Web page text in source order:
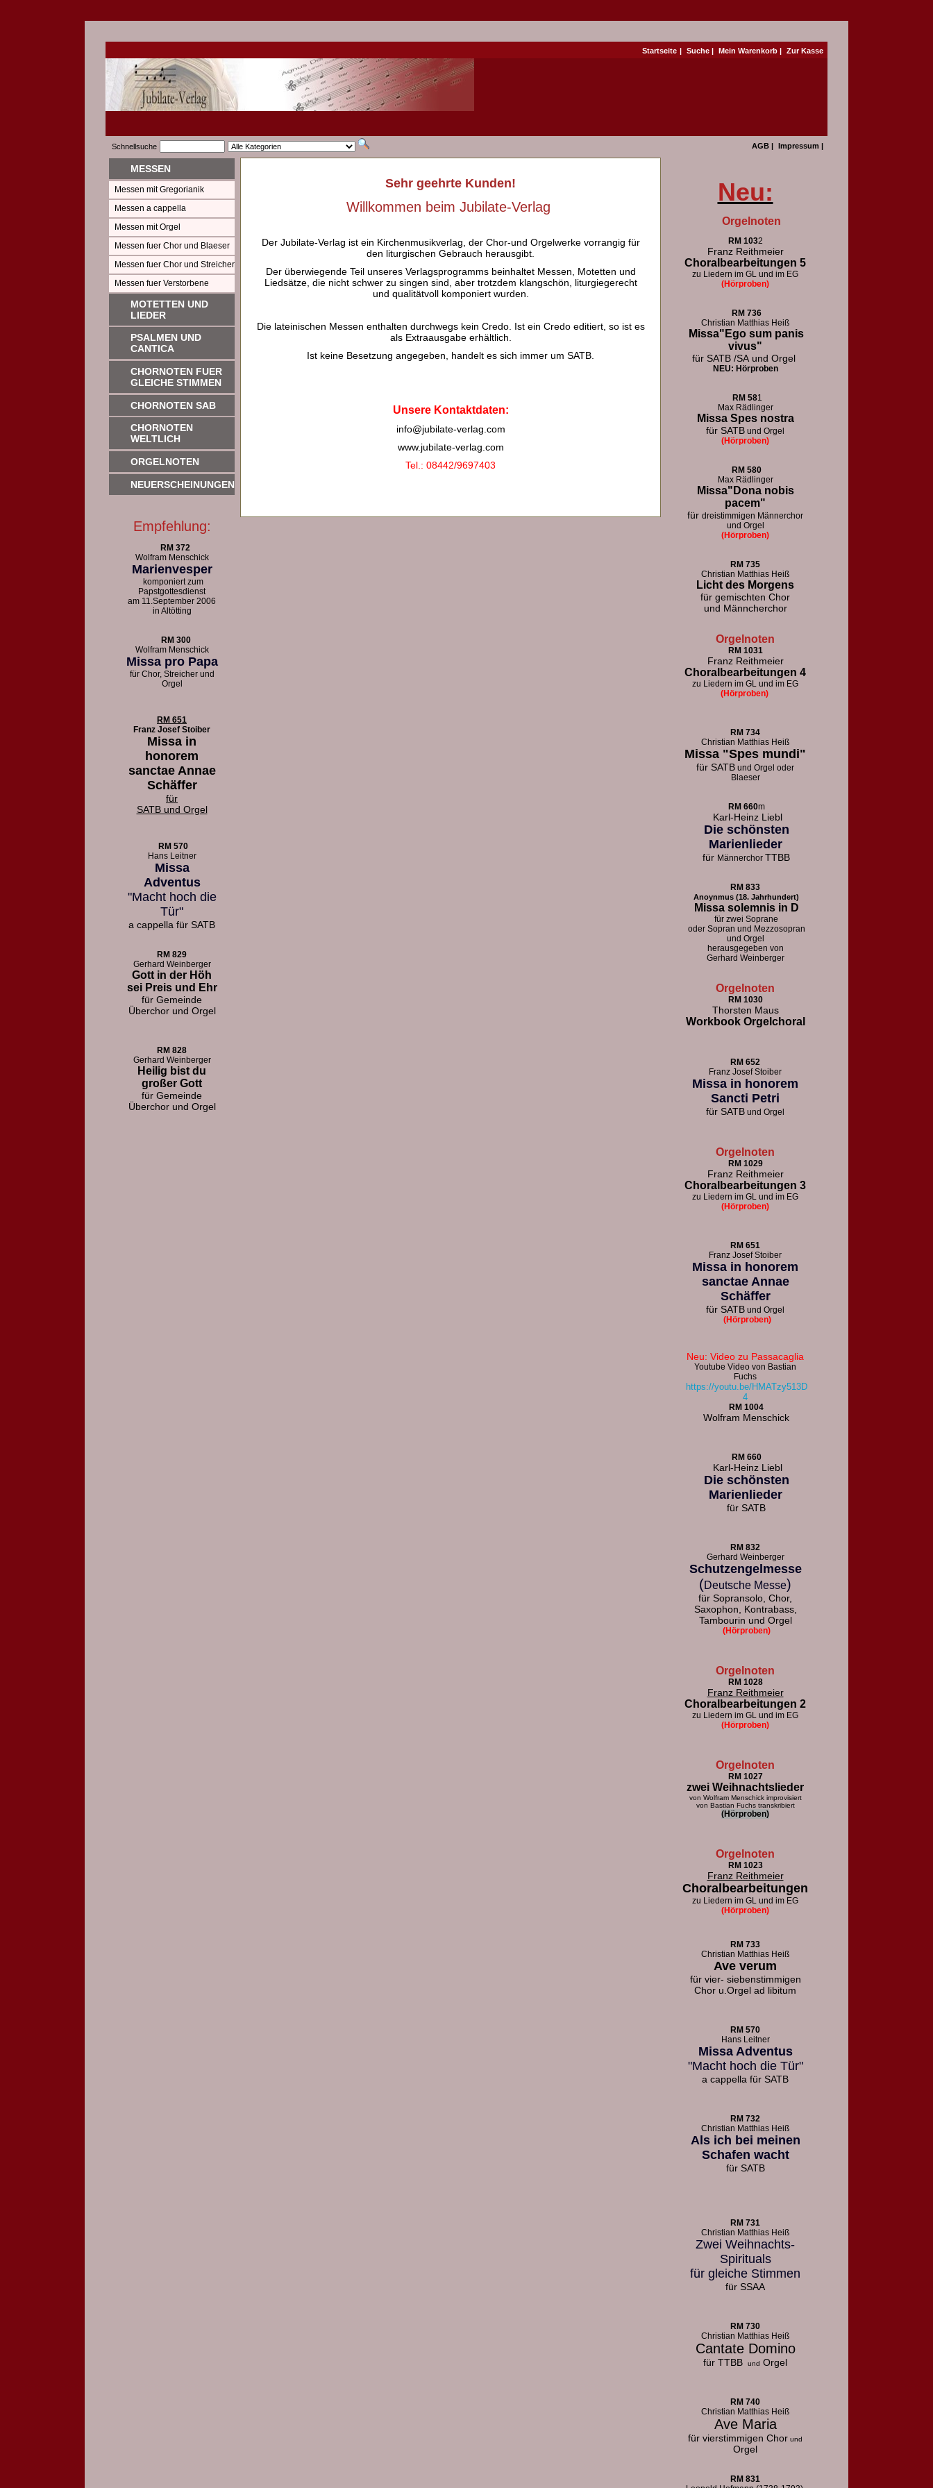
Startseite | Suche | Mein Warenkorb | Zur Kasse
Schnellsuche AGB | Impressum |
MESSEN
Messen mit Gregorianik
Messen a cappella
Messen mit Orgel
Messen fuer Chor und Blaeser
Messen fuer Chor und Streicher
Messen fuer Verstorbene
MOTETTEN UND
LIEDER
PSALMEN UND
CANTICA
CHORNOTEN FUER
GLEICHE STIMMEN
CHORNOTEN SAB
CHORNOTEN
WELTLICH
ORGELNOTEN
NEUERSCHEINUNGEN
Empfehlung:
RM 372
Wolfram Menschick
Marienvesper
komponiert zum
Papstgottesdienst
am 11.September 2006
in Altötting
RM 300
Wolfram Menschick
Missa pro Papa
für Chor, Streicher und
Orgel
RM 651
Franz Josef Stoiber
Missa in
honorem
sanctae Annae
Schäffer
für
SATB und Orgel
RM 570
Hans Leitner
Missa
Adventus
"Macht hoch die
Tür"
a cappella für SATB
RM 829
Gerhard Weinberger
Gott in der Höh
sei Preis und Ehr
für Gemeinde
Überchor und Orgel
RM 828
Gerhard Weinberger
Heilig bist du
großer Gott
für Gemeinde
Überchor und Orgel
Sehr geehrte Kunden!
Willkommen beim Jubilate-Verlag
Der Jubilate-Verlag ist ein Kirchenmusikverlag, der Chor-und Orgelwerke vorrangig für
den liturgischen Gebrauch herausgibt.
Der überwiegende Teil unseres Verlagsprogramms beinhaltet Messen, Motetten und
Liedsätze, die nicht schwer zu singen sind, aber trotzdem klangschön, liturgiegerecht
und qualitätvoll komponiert wurden.
Die lateinischen Messen enthalten durchwegs kein Credo. Ist ein Credo editiert, so ist es
als Extraausgabe erhältlich.
Ist keine Besetzung angegeben, handelt es sich immer um SATB.
Unsere Kontaktdaten:
info@jubilate-verlag.com
www.jubilate-verlag.com
Tel.: 08442/9697403
Neu:
Orgelnoten
RM 1032
Franz Reithmeier
Choralbearbeitungen 5
zu Liedern im GL und im EG
(Hörproben)
RM 736
Christian Matthias Heiß
Missa"Ego sum panis
vivus"
für SATB /SA und Orgel
NEU: Hörproben
RM 581
Max Rädlinger
Missa Spes nostra
für SATB und Orgel
(Hörproben)
RM 580
Max Rädlinger
Missa"Dona nobis
pacem"
für dreistimmigen Männerchor
und Orgel
(Hörproben)
RM 735
Christian Matthias Heiß
Licht des Morgens
für gemischten Chor
und Männcherchor
Orgelnoten
RM 1031
Franz Reithmeier
Choralbearbeitungen 4
zu Liedern im GL und im EG
(Hörproben)
RM 734
Christian Matthias Heiß
Missa "Spes mundi"
für SATB und Orgel oder
Blaeser
RM 660m
Karl-Heinz Liebl
Die schönsten
Marienlieder
für Männerchor TTBB
RM 833
Anoynmus (18. Jahrhundert)
Missa solemnis in D
für zwei Soprane
oder Sopran und Mezzosopran
und Orgel
herausgegeben von
Gerhard Weinberger
Orgelnoten
RM 1030
Thorsten Maus
Workbook Orgelchoral
RM 652
Franz Josef Stoiber
Missa in honorem
Sancti Petri
für SATB und Orgel
Orgelnoten
RM 1029
Franz Reithmeier
Choralbearbeitungen 3
zu Liedern im GL und im EG
(Hörproben)
RM 651
Franz Josef Stoiber
Missa in honorem
sanctae Annae
Schäffer
für SATB und Orgel
(Hörproben)
Neu: Video zu Passacaglia
Youtube Video von Bastian
Fuchs
https://youtu.be/HMATzy513D
4
RM 1004
Wolfram Menschick
RM 660
Karl-Heinz Liebl
Die schönsten
Marienlieder
für SATB
RM 832
Gerhard Weinberger
Schutzengelmesse
(Deutsche Messe)
für Sopransolo, Chor,
Saxophon, Kontrabass,
Tambourin und Orgel
(Hörproben)
Orgelnoten
RM 1028
Franz Reithmeier
Choralbearbeitungen 2
zu Liedern im GL und im EG
(Hörproben)
Orgelnoten
RM 1027
zwei Weihnachtslieder
von Wolfram Menschick improvisiert
von Bastian Fuchs transkribiert
(Hörproben)
Orgelnoten
RM 1023
Franz Reithmeier
Choralbearbeitungen
zu Liedern im GL und im EG
(Hörproben)
RM 733
Christian Matthias Heiß
Ave verum
für vier- siebenstimmigen
Chor u. Orgel ad libitum
RM 570
Hans Leitner
Missa Adventus
"Macht hoch die Tür"
a cappella für SATB
RM 732
Christian Matthias Heiß
Als ich bei meinen
Schafen wacht
für SATB
RM 731
Christian Matthias Heiß
Zwei Weihnachts-
Spirituals
für gleiche Stimmen
für SSAA
RM 730
Christian Matthias Heiß
Cantate Domino
für TTBB und Orgel
RM 740
Christian Matthias Heiß
Ave Maria
für vierstimmigen Chor und
Orgel
RM 831